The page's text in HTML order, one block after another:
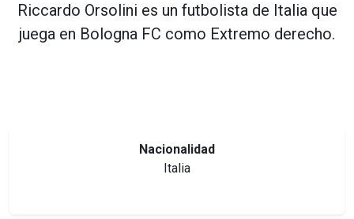
Riccardo Orsolini es un futbolista de Italiaque
juega en Bologna FC como Extremo derecho.
Nacionalidad
Italia